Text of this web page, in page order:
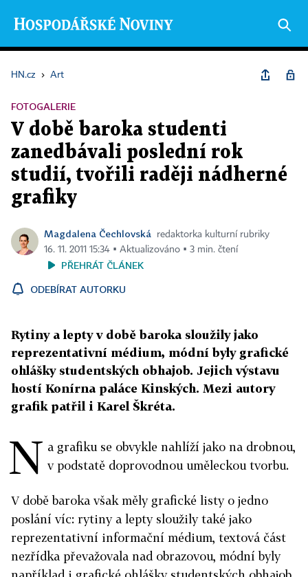
HN.cz › Art
FOTOGALERIE
V době baroka studenti
zanedbávali poslední rok
studií, tvořili raději nádherné
grafiky
Magdalena Čechlovská
redaktorka kulturní rubriky
16. 11. 2011 15:34 ▪ Aktualizováno ▪ 3 min. čtení
PŘEHRÁT ČLÁNEK
ODEBÍRAT AUTORKU
Rytiny a lepty v době baroka sloužily jako
reprezentativní médium, módní byly grafické
ohlášky studentských obhajob. Jejich výstavu
hostí Konírna paláce Kinských. Mezi autory
grafik patřil i Karel Škréta.
N a grafiku se obvykle nahlíží jako na drobnou,
v podstatě doprovodnou uměleckou tvorbu.
V době baroka však měly grafické listy o jedno
poslání víc: rytiny a lepty sloužily také jako
reprezentativní informační médium, textová část
nezřídka převažovala nad obrazovou, módní byly